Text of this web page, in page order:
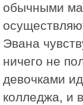
обычными
Эвана
ничего не
девочками
колледжа, и